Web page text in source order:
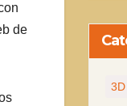
de
3D